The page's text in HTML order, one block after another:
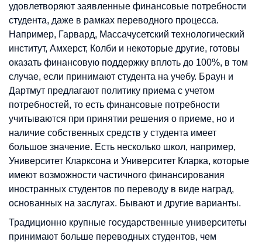
удовлетворяют заявленные финансовые потребности
студента, даже в рамках переводного процесса.
Например, Гарвард, Массачусетский технологический
институт, Амхерст, Колби и некоторые другие, готовы
оказать финансовую поддержку вплоть до 100%, в том
случае, если принимают студента на учебу. Браун и
Дартмут предлагают политику приема с учетом
потребностей, то есть финансовые потребности
учитываются при принятии решения о приеме, но и
наличие собственных средств у студента имеет
большое значение. Есть несколько школ, например,
Университет Кларксона и Университет Кларка, которые
имеют возможности частичного финансирования
иностранных студентов по переводу в виде наград,
основанных на заслугах. Бывают и другие варианты.
Традиционно крупные государственные университеты
принимают больше переводных студентов, чем